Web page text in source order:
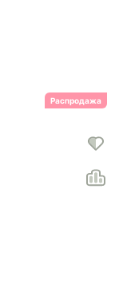
Распродажа